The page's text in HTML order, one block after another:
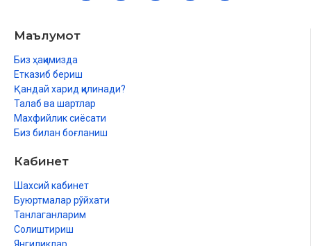
Маълумот
Биз ҳақимизда
Етказиб бериш
Қандай харид қилинади?
Талаб ва шартлар
Махфийлик сиёсати
Биз билан боғланиш
Кабинет
Шахсий кабинет
Буюртмалар рўйхати
Танлаганларим
Солиштириш